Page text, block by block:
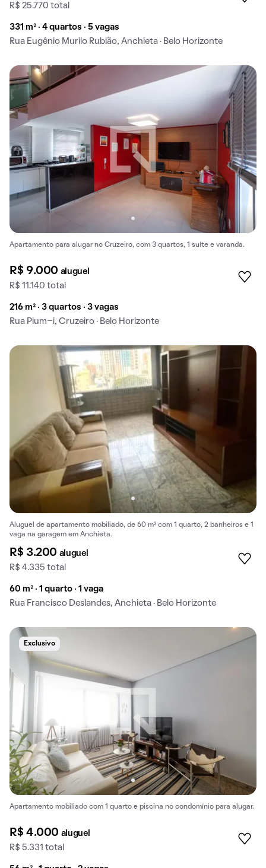
R$ 25.770 total
331 m² · 4 quartos · 5 vagas
Rua Eugênio Murilo Rubião, Anchieta · Belo Horizonte
Apartamento para alugar no Cruzeiro, com 3 quartos, 1 suíte e varanda.
R$ 9.000 aluguel
R$ 11.140 total
216 m² · 3 quartos · 3 vagas
Rua Pium-i, Cruzeiro · Belo Horizonte
Aluguel de apartamento mobiliado, de 60 m² com 1 quarto, 2 banheiros e 1
vaga na garagem em Anchieta.
R$ 3.200 aluguel
R$ 4.335 total
60 m² · 1 quarto · 1 vaga
Rua Francisco Deslandes, Anchieta · Belo Horizonte
Exclusivo
Apartamento mobiliado com 1 quarto e piscina no condomínio para alugar.
R$ 4.000 aluguel
R$ 5.331 total